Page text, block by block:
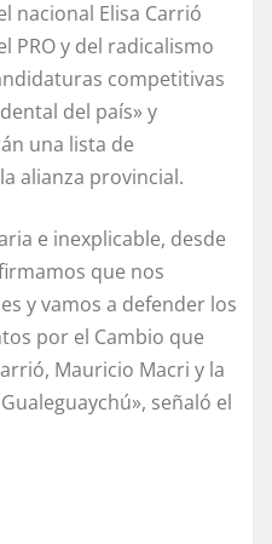
nacional Elisa Carrió
PRO y del radicalismo
competitivas
del país» y
una lista de
alianza provincial.
e inexplicable, desde
que nos
y vamos a defender los
por el Cambio que
Mauricio Macri y la
señaló el